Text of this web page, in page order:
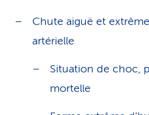
Chute aiguë et
artérielle
Situation de choc,
mortelle